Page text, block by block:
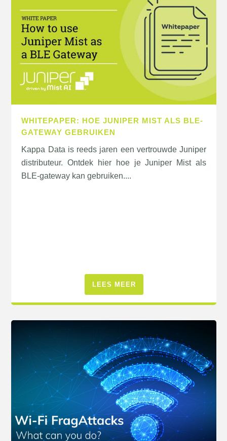
WHITEPAPER: HOE JUNIPER MIST ALS BLE-
GATEWAY GEBRUIKEN
Kappa Data is reeds jaren een vertrouwde Juniper
distributeur. Ontdek hier hoe je Juniper Mist als
BLE-gateway kan gebruiken....
LEES MEER